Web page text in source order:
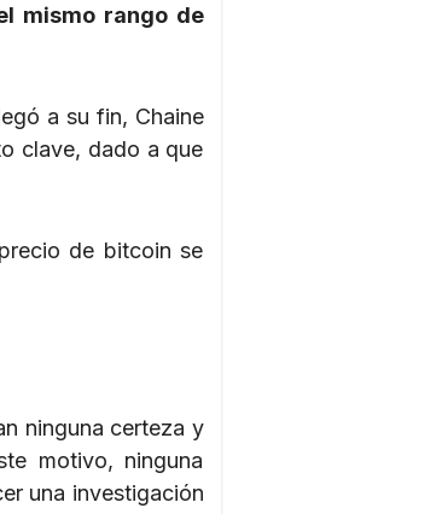
mismo rango de
a su fin, Chaine
clave, dado a que
de bitcoin se
ninguna certeza y
motivo, ninguna
una investigación